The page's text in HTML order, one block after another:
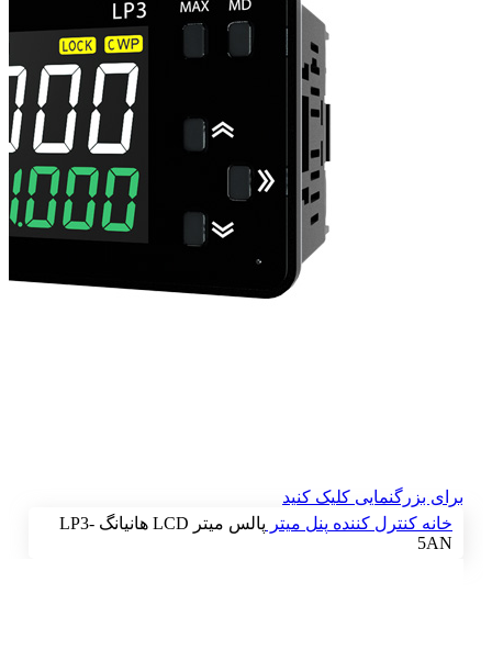
برای بزرگنمایی کلیک کنید
خانه کنترل کننده پنل میتر
پالس میتر LCD هانیانگ LP3-
5AN